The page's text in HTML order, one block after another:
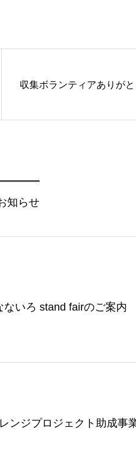
収集ボランティアありがと
知らせ
いろ stand fairのご案内
ンジプロジェクト助成事